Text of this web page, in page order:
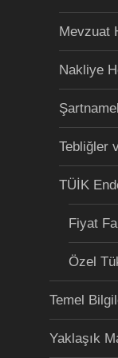
Mevzuat
Nakliye
Tebliğler
TÜİK
Fiyat
Özel
Temel
Yaklaşık